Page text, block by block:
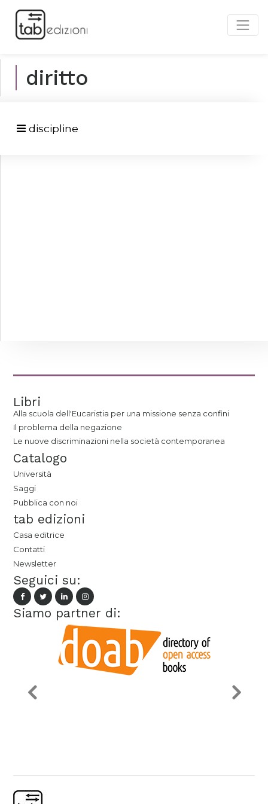
diritto
discipline
Libri
Alla scuola dell'Eucaristia per una missione senza confini
Il problema della negazione
Le nuove discriminazioni nella società contemporanea
Catalogo
Università
Saggi
Pubblica con noi
tab edizioni
Casa editrice
Contatti
Newsletter
Seguici su:
Siamo partner di: